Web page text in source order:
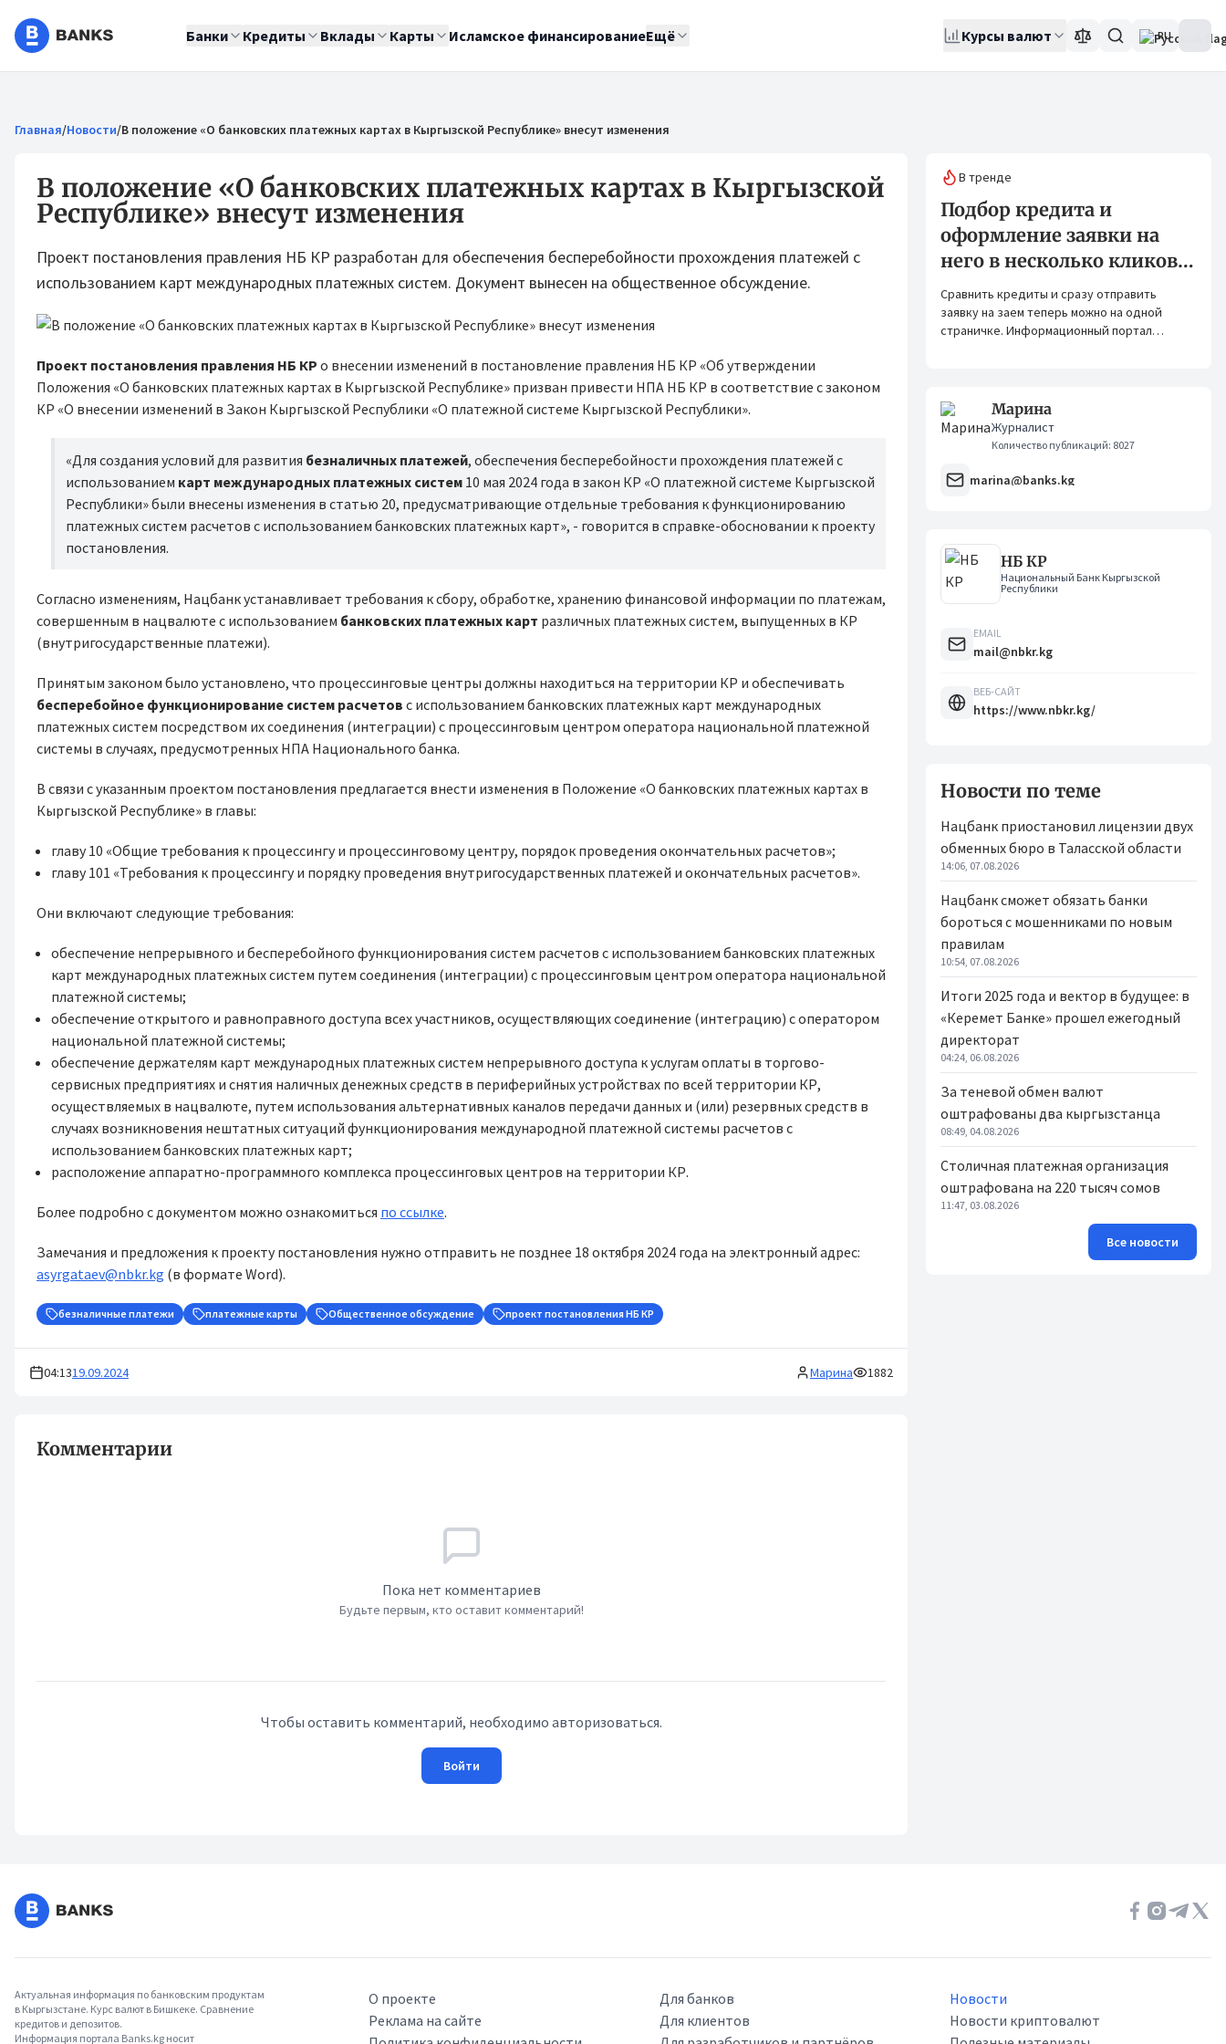
Банки Кредиты Вклады Карты Исламское финансированиеЕщё Курсы валют RU
Главная/Новости/В положение «О банковских платежных картах в Кыргызской Республике» внесут изменения
В положение «О банковских платежных картах в Кыргызской
Республике» внесут изменения
Проект постановления правления НБ КР разработан для обеспечения бесперебойности прохождения платежей с
использованием карт международных платежных систем. Документ вынесен на общественное обсуждение.
Проект постановления правления НБ КР о внесении изменений в постановление правления НБ КР «Об утверждении
Положения «О банковских платежных картах в Кыргызской Республике» призван привести НПА НБ КР в соответствие с законом
КР «О внесении изменений в Закон Кыргызской Республики «О платежной системе Кыргызской Республики».
«Для создания условий для развития безналичных платежей, обеспечения бесперебойности прохождения платежей с
использованием карт международных платежных систем 10 мая 2024 года в закон КР «О платежной системе Кыргызской
Республики» были внесены изменения в статью 20, предусматривающие отдельные требования к функционированию
платежных систем расчетов с использованием банковских платежных карт», - говорится в справке-обосновании к проекту
постановления.
Согласно изменениям, Нацбанк устанавливает требования к сбору, обработке, хранению финансовой информации по платежам,
совершенным в нацвалюте с использованием банковских платежных карт различных платежных систем, выпущенных в КР
(внутригосударственные платежи).
Принятым законом было установлено, что процессинговые центры должны находиться на территории КР и обеспечивать
бесперебойное функционирование систем расчетов с использованием банковских платежных карт международных
платежных систем посредством их соединения (интеграции) с процессинговым центром оператора национальной платежной
системы в случаях, предусмотренных НПА Национального банка.
В связи с указанным проектом постановления предлагается внести изменения в Положение «О банковских платежных картах в
Кыргызской Республике» в главы:
главу 10 «Общие требования к процессингу и процессинговому центру, порядок проведения окончательных расчетов»;
главу 101 «Требования к процессингу и порядку проведения внутригосударственных платежей и окончательных расчетов».
Они включают следующие требования:
обеспечение непрерывного и бесперебойного функционирования систем расчетов с использованием банковских платежных
карт международных платежных систем путем соединения (интеграции) с процессинговым центром оператора национальной
платежной системы;
обеспечение открытого и равноправного доступа всех участников, осуществляющих соединение (интеграцию) с оператором
национальной платежной системы;
обеспечение держателям карт международных платежных систем непрерывного доступа к услугам оплаты в торгово-
сервисных предприятиях и снятия наличных денежных средств в периферийных устройствах по всей территории КР,
осуществляемых в нацвалюте, путем использования альтернативных каналов передачи данных и (или) резервных средств в
случаях возникновения нештатных ситуаций функционирования международной платежной системы расчетов с
использованием банковских платежных карт;
расположение аппаратно-программного комплекса процессинговых центров на территории КР.
Более подробно с документом можно ознакомиться по ссылке.
Замечания и предложения к проекту постановления нужно отправить не позднее 18 октября 2024 года на электронный адрес:
asyrgataev@nbkr.kg (в формате Word).
безналичные платежи платежные карты Общественное обсуждение проект постановления НБ КР
04:1319.09.2024 Марина 1882
Комментарии
Пока нет комментариев
Будьте первым, кто оставит комментарий!
Чтобы оставить комментарий, необходимо авторизоваться.
Войти
В тренде
Подбор кредита и
оформление заявки на
него в несколько кликов:
Banks.kg и Bank.kg стали
партнерами
Сравнить кредиты и сразу отправить
заявку на заем теперь можно на одной
страничке. Информационный портал
Марина
Журналист
Количество публикаций: 8027
marina@banks.kg
НБ КР
Национальный Банк Кыргызской
Республики
EMAIL
mail@nbkr.kg
ВЕБ-САЙТ
https://www.nbkr.kg/
Новости по теме
Нацбанк приостановил лицензии двух
обменных бюро в Таласской области
14:06, 07.08.2026
Нацбанк сможет обязать банки
бороться с мошенниками по новым
правилам
10:54, 07.08.2026
Итоги 2025 года и вектор в будущее: в
«Керемет Банке» прошел ежегодный
директорат
04:24, 06.08.2026
За теневой обмен валют
оштрафованы два кыргызстанца
08:49, 04.08.2026
Столичная платежная организация
оштрафована на 220 тысяч сомов
11:47, 03.08.2026
Все новости
Актуальная информация по банковским продуктам
в Кыргызстане. Курс валют в Бишкеке. Сравнение
кредитов и депозитов.
Информация портала Banks.kg носит
О проекте
Реклама на сайте
Для банков
Для клиентов
Новости
Новости криптовалют